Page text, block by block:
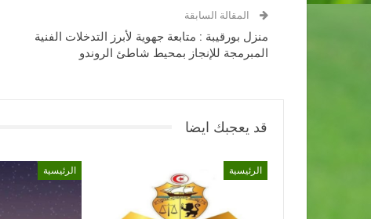
المقالة السابقة
منزل بورقيبة : متابعة جهوية لأبرز التدخلات الفنية
المبرمجة للإنجاز بمحيط شاطئ الروندو
قد يعجبك ايضا
الرئيسية الرئيسية